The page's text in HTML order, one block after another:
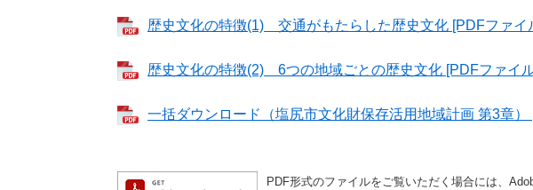
歴史文化の特徴(1) 交通がもたらした歴史文化 [PDFファイ
歴史文化の特徴(2) 6つの地域ごとの歴史文化 [PDFファイ
一括ダウンロード（塩尻市文化財保存活用地域計画 第3章
PDF形式のファイルをご覧いただく場合には、